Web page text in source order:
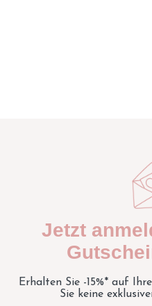
Jetzt
Erhalten Sie -15%* auf
Sie keine